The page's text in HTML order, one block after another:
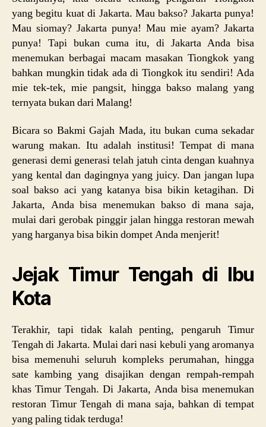
yang begitu kuat di Jakarta. Mau bakso? Jakarta punya!
Mau siomay? Jakarta punya! Mau mie ayam? Jakarta
punya! Tapi bukan cuma itu, di Jakarta Anda bisa
menemukan berbagai macam masakan Tiongkok yang
bahkan mungkin tidak ada di Tiongkok itu sendiri! Ada
mie tek-tek, mie pangsit, hingga bakso malang yang
ternyata bukan dari Malang!
Bicara so Bakmi Gajah Mada, itu bukan cuma sekadar
warung makan. Itu adalah institusi! Tempat di mana
generasi demi generasi telah jatuh cinta dengan kuahnya
yang kental dan dagingnya yang juicy. Dan jangan lupa
soal bakso aci yang katanya bisa bikin ketagihan. Di
Jakarta, Anda bisa menemukan bakso di mana saja,
mulai dari gerobak pinggir jalan hingga restoran mewah
yang harganya bisa bikin dompet Anda menjerit!
Jejak Timur Tengah di Ibu
Kota
Terakhir, tapi tidak kalah penting, pengaruh Timur
Tengah di Jakarta. Mulai dari nasi kebuli yang aromanya
bisa memenuhi seluruh kompleks perumahan, hingga
sate kambing yang disajikan dengan rempah-rempah
khas Timur Tengah. Di Jakarta, Anda bisa menemukan
restoran Timur Tengah di mana saja, bahkan di tempat
yang paling tidak terduga!